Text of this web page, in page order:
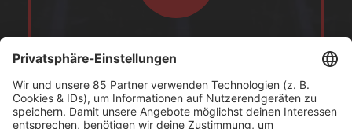
Hier braucht es die harten Bandagen... Seid Ihr bereit
dafür?